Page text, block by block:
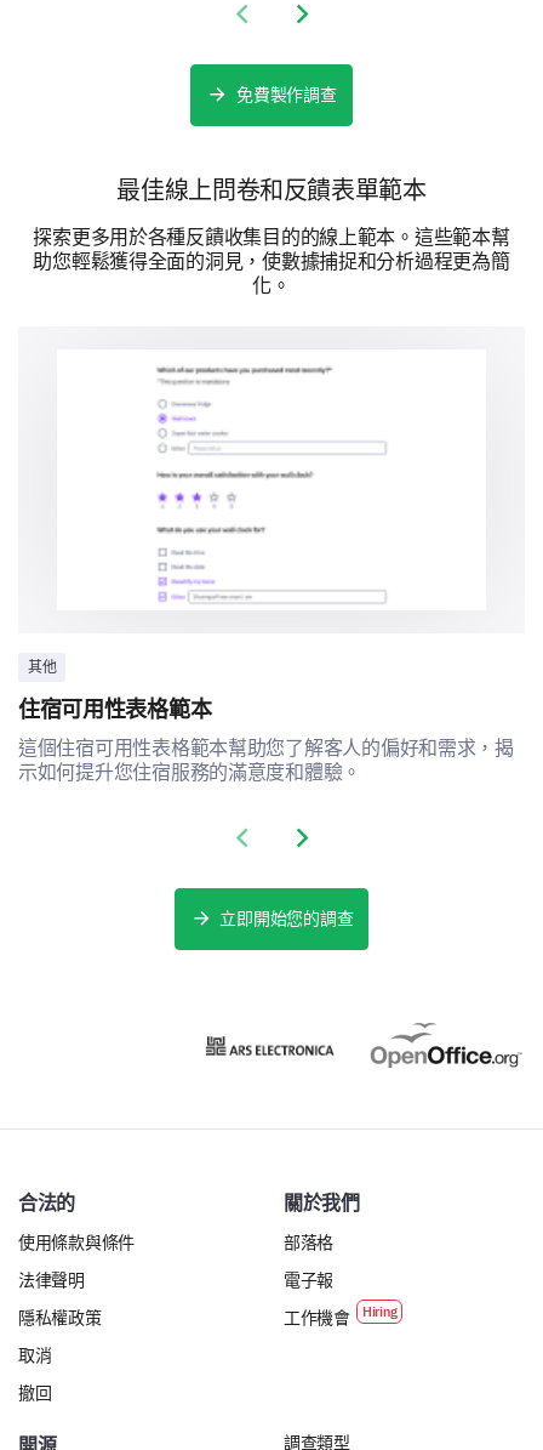
請在此輸入您的留言:
最後幾個細節
您的年齡組別是什麼？
您有其他意見或建議嗎？
Previous slide
Next slide
免費製作調查
最佳線上問卷和反饋表單範本
探索更多用於各種反饋收集目的的線上範本。這些範本幫
助您輕鬆獲得全面的洞見，使數據捕捉和分析過程更為簡
化。
其他
住宿可用性表格範本
這個住宿可用性表格範本幫助您了解客人的偏好和需求，揭
示如何提升您住宿服務的滿意度和體驗。
Previous slide
Next slide
立即開始您的調查
合法的
使用條款與條件
法律聲明
隱私權政策
取消
撤回
關於我們
部落格
電子報
工作機會
調查類型